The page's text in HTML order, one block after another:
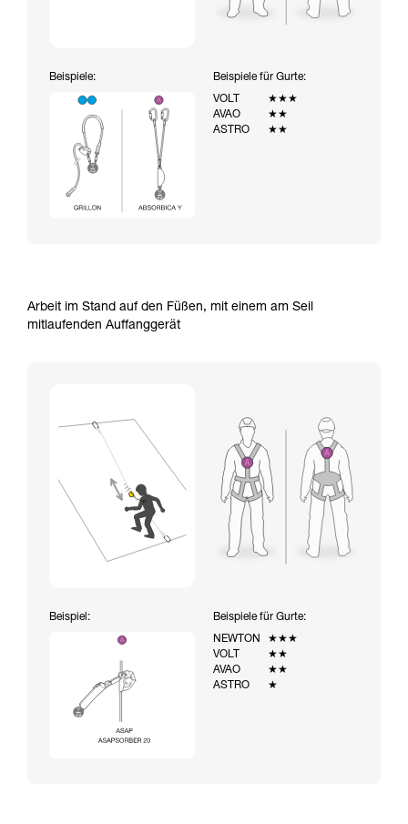
Beispiele:
Beispiele für Gurte:
VOLT
★★★
AVAO
★★
ASTRO
★★
Arbeit im Stand auf den Füßen, mit einem am Seil
mitlaufenden Auffanggerät
Beispiel:
Beispiele für Gurte:
NEWTON
★★★
VOLT
★★
AVAO
★★
ASTRO
★